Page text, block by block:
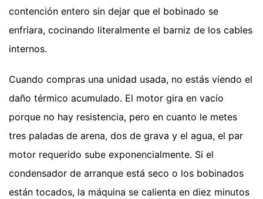
contención entero sin dejar que el bobinado se
enfriara, cocinando literalmente el barniz de los cables
internos.
Cuando compras una unidad usada, no estás viendo el
daño térmico acumulado. El motor gira en vacío
porque no hay resistencia, pero en cuanto le metes
tres paladas de arena, dos de grava y el agua, el par
motor requerido sube exponencialmente. Si el
condensador de arranque está seco o los bobinados
están tocados, la máquina se calienta en diez minutos